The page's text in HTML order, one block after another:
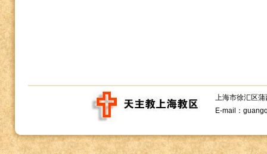
上海市徐汇区
E-mail：